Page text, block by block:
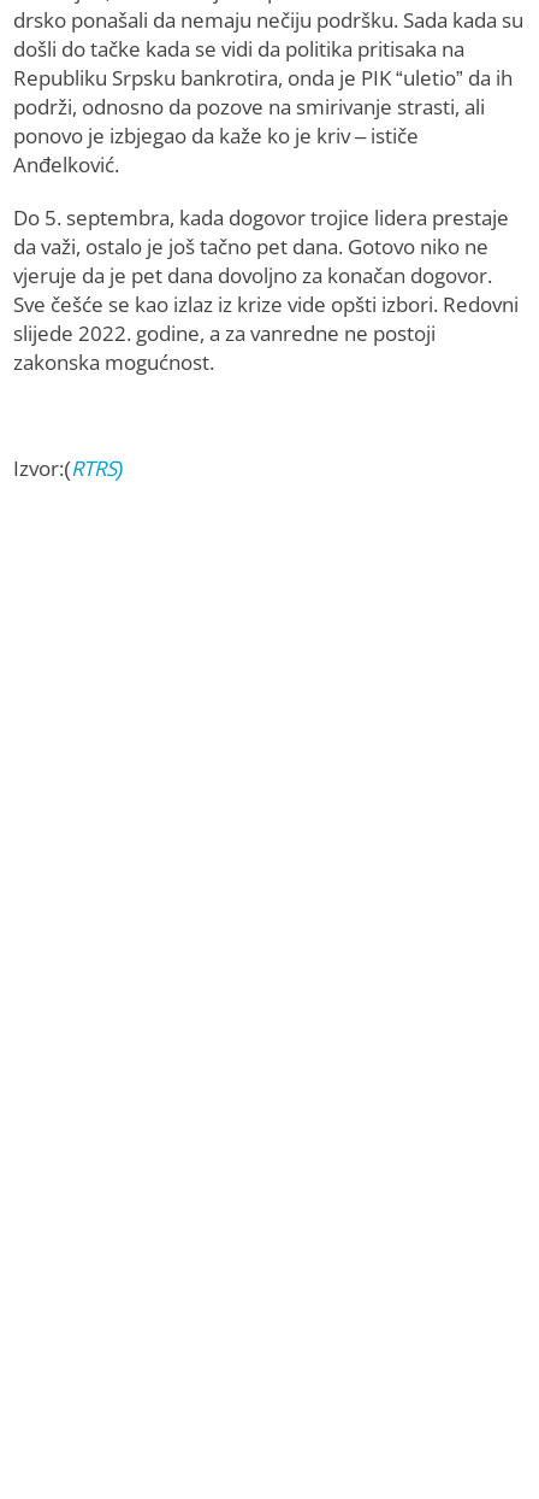
drsko ponašali da nemaju nečiju podršku. Sada kada su
došli do tačke kada se vidi da politika pritisaka na
Republiku Srpsku bankrotira, onda je PIK “uletio” da ih
podrži, odnosno da pozove na smirivanje strasti, ali
ponovo je izbjegao da kaže ko je kriv – ističe
Anđelković.
Do 5. septembra, kada dogovor trojice lidera prestaje
da važi, ostalo je još tačno pet dana. Gotovo niko ne
vjeruje da je pet dana dovoljno za konačan dogovor.
Sve češće se kao izlaz iz krize vide opšti izbori. Redovni
slijede 2022. godine, a za vanredne ne postoji
zakonska mogućnost.
Izvor:(RTRS)